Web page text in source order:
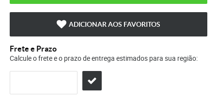
ADICIONAR AOS FAVORITOS
Frete e Prazo
Calcule o frete e o prazo de entrega estimados para sua região: